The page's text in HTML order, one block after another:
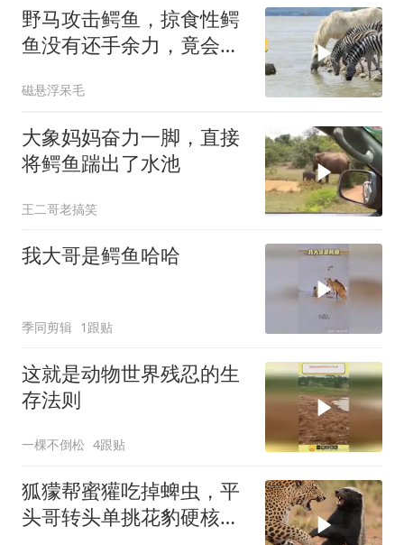
野马攻击鳄鱼，掠食性鳄
鱼没有还手余力，竟会发
磁悬浮呆毛
大象妈妈奋力一脚，直接
将鳄鱼踹出了水池
王二哥老搞笑
我大哥是鳄鱼哈哈
季同剪辑 1跟贴
这就是动物世界残忍的生
存法则
一棵不倒松 4跟贴
狐獴帮蜜獾吃掉蜱虫，平
头哥转头单挑花豹硬核报